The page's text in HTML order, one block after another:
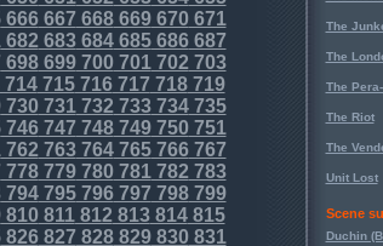
666667 668669670671
682 683684685686687
698699700701702 703
714715716717 718719
730731732 733734735
746747 748749750751
762 763764765766767
778779780781782 783
794795796797 798799
810811812 813814815
826827 828829830831
The
The
The
The Riot
The
Unit Lost
Scene
Duchin